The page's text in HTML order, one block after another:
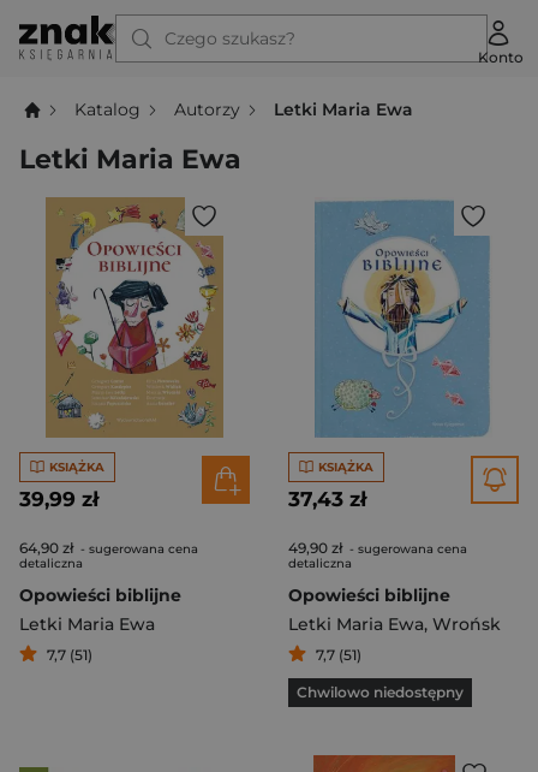
Czego szukasz?
Konto
Katalog Autorzy Letki Maria Ewa
Letki Maria Ewa
KSIĄŻKA
39,99 zł
64,90 zł - sugerowana cena
detaliczna
Opowieści biblijne
Letki Maria Ewa
7,7 (51)
KSIĄŻKA
37,43 zł
49,90 zł - sugerowana cena
detaliczna
Opowieści biblijne
Letki Maria Ewa, Wrońsk
7,7 (51)
Chwilowo niedostępny